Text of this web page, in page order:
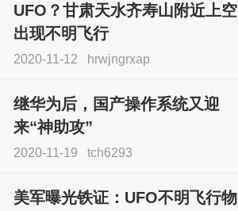
UFO？甘肃天水齐寿山附近上空
出现不明飞行
2020-11-12 hrwjngrxap
继华为后，国产操作系统又迎
来“神助攻”
2020-11-19 tch6293
美军曝光铁证：UFO不明飞行物